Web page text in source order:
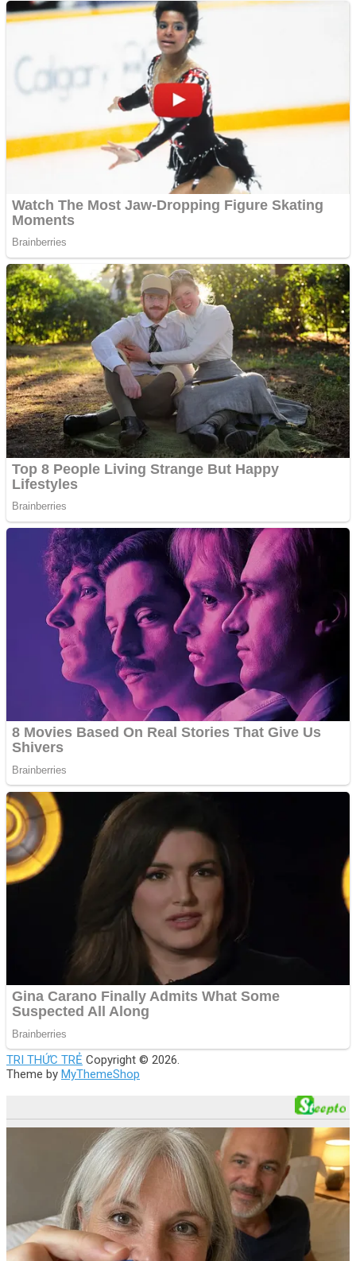
TRI THỨC TRẺ Copyright © 2026.
Theme by MyThemeShop